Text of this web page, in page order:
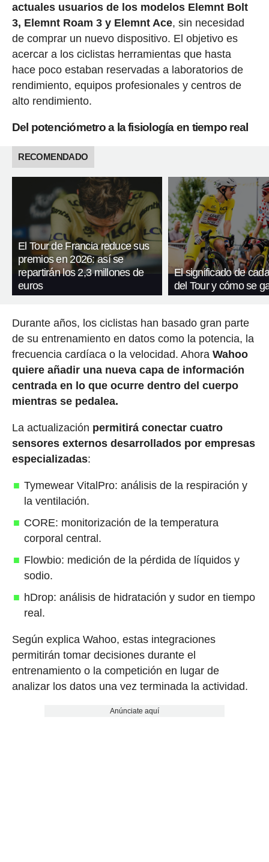
actuales usuarios de los modelos Elemnt Bolt
3, Elemnt Roam 3 y Elemnt Ace, sin necesidad
de comprar un nuevo dispositivo. El objetivo es
acercar a los ciclistas herramientas que hasta
hace poco estaban reservadas a laboratorios de
rendimiento, equipos profesionales y centros de
alto rendimiento.
Del potenciómetro a la fisiología en tiempo real
RECOMENDADO
El Tour de Francia reduce sus
premios en 2026: así se
repartirán los 2,3 millones de
euros
El significado de
del Tour y cómo se
Durante años, los ciclistas han basado gran parte
de su entrenamiento en datos como la potencia, la
frecuencia cardíaca o la velocidad. Ahora Wahoo
quiere añadir una nueva capa de información
centrada en lo que ocurre dentro del cuerpo
mientras se pedalea.
La actualización permitirá conectar cuatro
sensores externos desarrollados por empresas
especializadas:
Tymewear VitalPro: análisis de la respiración y
la ventilación.
CORE: monitorización de la temperatura
corporal central.
Flowbio: medición de la pérdida de líquidos y
sodio.
hDrop: análisis de hidratación y sudor en tiempo
real.
Según explica Wahoo, estas integraciones
permitirán tomar decisiones durante el
entrenamiento o la competición en lugar de
analizar los datos una vez terminada la actividad.
Anúnciate aquí